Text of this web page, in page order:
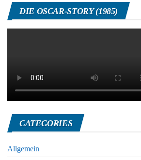
DIE OSCAR-STORY (1985)
CATEGORIES
Allgemein